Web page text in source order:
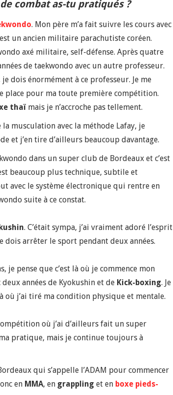
combat as-tu pratiqués ?
. Mon père m’a fait suivre les cours avec
un ancien militaire parachutiste coréen.
axé militaire, self-défense. Après quatre
de taekwondo avec un autre professeur.
dois énormément à ce professeur. Je me
place pour ma toute première compétition.
thaï mais je n’accroche pas tellement.
musculation avec la méthode Lafay, je
et j’en tire d’ailleurs beaucoup davantage.
dans un super club de Bordeaux et c’est
beaucoup plus technique, subtile et
avec le système électronique qui rentre en
suite à ce constat.
. C’était sympa, j’ai vraiment adoré l’esprit
dois arrêter le sport pendant deux années.
je pense que c’est là où je commence mon
années de Kyokushin et de Kick-boxing. Je
où j’ai tiré ma condition physique et mentale.
où j’ai d’ailleurs fait un super
pratique, mais je continue toujours à
qui s’appelle l’ADAM pour commencer
en MMA, en grappling et en boxe pieds-